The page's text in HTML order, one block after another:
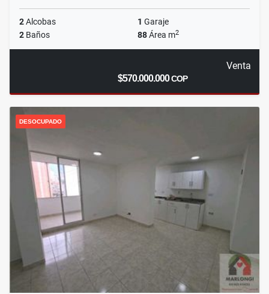
2Alcobas 1 Garaje
2 Baños 88Área m2
Venta
$570.000.000COP
DESOCUPADO